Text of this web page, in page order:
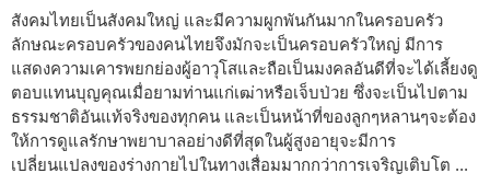
สังคมไทยเป็นสังคมใหญ่ และมีความผูกพันกันมากในครอบครัว
ลักษณะครอบครัวของคนไทยจึงมักจะเป็นครอบครัวใหญ่ มีการ
แสดงความเคารพยกย่องผู้อาวุโสและถือเป็นมงคลอันดีที่จะได้เลี้ยงดู
ตอบแทนบุญคุณเมื่อยามท่านแก่เฒ่าหรือเจ็บป่วย ซึ่งจะเป็นไปตาม
ธรรมชาติอันแท้จริงของทุกคน และเป็นหน้าที่ของลูกๆหลานๆจะต้อง
ให้การดูแลรักษาพยาบาลอย่างดีที่สุดในผู้สูงอายุจะมีการ
เปลี่ยนแปลงของร่างกายไปในทางเสื่อมมากกว่าการเจริญเติบโต ...